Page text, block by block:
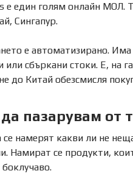
е един голям онлайн МОЛ.
Сингапур.
е автоматизирано.
или сбъркани стоки. Е, на
до Китай обезсмисля
пазарувам от
намерят какви ли не
Намират се продукти,
боклучаво.